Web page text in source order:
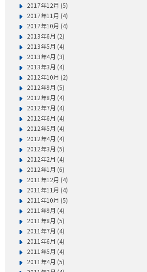
2017年12月 (5)
2017年11月 (4)
2017年10月 (4)
2013年6月 (2)
2013年5月 (4)
2013年4月 (3)
2013年3月 (4)
2012年10月 (2)
2012年9月 (5)
2012年8月 (4)
2012年7月 (4)
2012年6月 (4)
2012年5月 (4)
2012年4月 (4)
2012年3月 (5)
2012年2月 (4)
2012年1月 (6)
2011年12月 (4)
2011年11月 (4)
2011年10月 (5)
2011年9月 (4)
2011年8月 (5)
2011年7月 (4)
2011年6月 (4)
2011年5月 (4)
2011年4月 (5)